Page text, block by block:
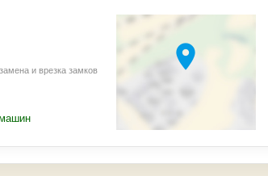
и врезка замков location_on